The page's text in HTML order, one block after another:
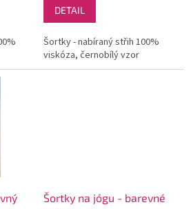
DETAIL
Šortky - nabíraný střih 100%
viskóza, černobílý vzor
Šortky na jógu - barevné